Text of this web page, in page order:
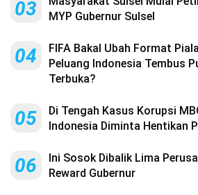
03
MYP Gubernur Sulsel
04
FIFA Bakal Ubah Format
Peluang Indonesia Tembus
Terbuka?
05
Di Tengah Kasus Korupsi
Indonesia Diminta Hentikan
06
Ini Sosok Dibalik Lima
Reward Gubernur